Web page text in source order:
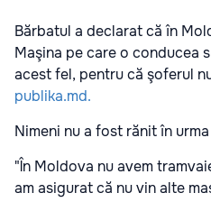
Bărbatul a declarat că în
Maşina pe care o conducea
acest fel, pentru că şoferul
publika.md.
Nimeni nu a fost rănit în
"În Moldova nu avem
am asigurat că nu vin alte